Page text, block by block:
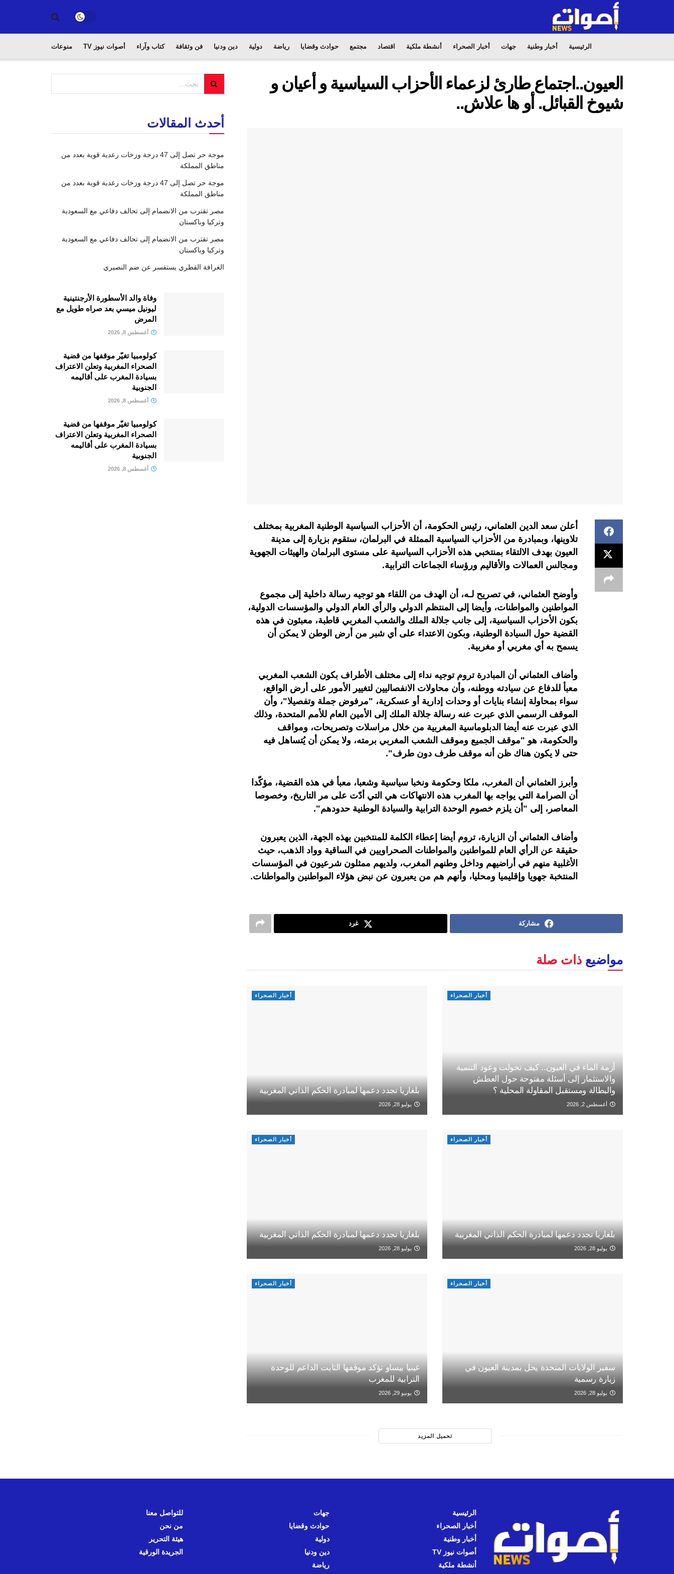
الرئيسية أخبار وطنية جهات أخبار الصحراء أنشطة ملكية اقتصاد مجتمع حوادث وقضايا رياضة دولية دين ودنيا فن وثقافة كتاب وآراء أصوات نيوز TV منوعات
العيون..اجتماع طارئ لزعماء الأحزاب السياسية و أعيان و
شيوخ القبائل. أو ها علاش..
أعلن سعد الدين العثماني، رئيس الحكومة، أن الأحزاب السياسية الوطنية المغربية بمختلف
تلاوينها، وبمبادرة من الأحزاب السياسية الممثلة في البرلمان، ستقوم بزيارة إلى مدينة
العيون بهدف الالتقاء بمنتخبي هذه الأحزاب السياسية على مستوى البرلمان والهيئات الجهوية
ومجالس العمالات والأقاليم ورؤساء الجماعات الترابية.
وأوضح العثماني، في تصريح لـه، أن الهدف من اللقاء هو توجيه رسالة داخلية إلى مجموع
المواطنين والمواطنات، وأيضا إلى المنتظم الدولي والرأي العام الدولي والمؤسسات الدولية،
بكون الأحزاب السياسية، إلى جانب جلالة الملك والشعب المغربي قاطبة، معبئون في هذه
القضية حول السيادة الوطنية، وبكون الاعتداء على أي شبر من أرض الوطن لا يمكن أن
يسمح به أي مغربي أو مغربية.
وأضاف العثماني أن المبادرة تروم توجيه نداء إلى مختلف الأطراف بكون الشعب المغربي
معبأ للدفاع عن سيادته ووطنه، وأن محاولات الانفصاليين لتغيير الأمور على أرض الواقع،
سواء بمحاولة إنشاء بنايات أو وحدات إدارية أو عسكرية، "مرفوض جملة وتفصيلا"، وأن
الموقف الرسمي الذي عبرت عنه رسالة جلالة الملك إلى الأمين العام للأمم المتحدة، وذلك
الذي عبرت عنه أيضا الدبلوماسية المغربية من خلال مراسلات وتصريحات، ومواقف
والحكومة، هو "موقف الجميع وموقف الشعب المغربي برمته، ولا يمكن أن يُتساهل فيه
حتى لا يكون هناك ظن أنه موقف طرف دون طرف".
وأبرز العثماني أن المغرب، ملكا وحكومة ونخبا سياسية وشعبا، معبأ في هذه القضية، مؤكّدا
أن الصرامة التي يواجه بها المغرب هذه الانتهاكات هي التي أدّت على مر التاريخ، وخصوصا
المعاصر، إلى "أن يلزم خصوم الوحدة الترابية والسيادة الوطنية حدودهم".
وأضاف العثماني أن الزيارة، تروم أيضا إعطاء الكلمة للمنتخبين بهذه الجهة، الذين يعبرون
حقيقة عن الرأي العام للمواطنين والمواطنات الصحراويين في الساقية وواد الذهب، حيث
الأغلبية منهم في أراضيهم وداخل وطنهم المغرب، ولديهم ممثلون شرعيون في المؤسسات
المنتخبة جهويا وإقليميا ومحليا، وأنهم هم من يعبرون عن نبض هؤلاء المواطنين والمواطنات.
مشاركة غرد
مواضيع ذات صلة
أخبار الصحراء
أزمة الماء في العيون.. كيف تحولت وعود التنمية
والاستثمار إلى أسئلة مفتوحة حول العطش
والبطالة ومستقبل المقاولة المحلية ؟
أغسطس 2, 2026
أخبار الصحراء
بلغاريا تجدد دعمها لمبادرة الحكم الذاتي المغربية
يوليو 28, 2026
أخبار الصحراء
بلغاريا تجدد دعمها لمبادرة الحكم الذاتي المغربية
يوليو 28, 2026
أخبار الصحراء
بلغاريا تجدد دعمها لمبادرة الحكم الذاتي المغربية
يوليو 28, 2026
أخبار الصحراء
سفير الولايات المتحدة يحل بمدينة العيون في
زيارة رسمية
يوليو 28, 2026
أخبار الصحراء
غينيا بيساو تؤكد موقفها الثابت الداعم للوحدة
الترابية للمغرب
يونيو 29, 2026
تحميل المزيد
أحدث المقالات
موجة حر تصل إلى 47 درجة وزخات رعدية قوية بعدد من
مناطق المملكة
موجة حر تصل إلى 47 درجة وزخات رعدية قوية بعدد من
مناطق المملكة
مصر تقترب من الانضمام إلى تحالف دفاعي مع السعودية
وتركيا وباكستان
مصر تقترب من الانضمام إلى تحالف دفاعي مع السعودية
وتركيا وباكستان
الغرافة القطري يستفسر عن ضم النصيري
وفاة والد الأسطورة الأرجنتينية
ليونيل ميسي بعد صراه طويل مع
المرض
أغسطس 8, 2026
كولومبيا تغيّر موقفها من قضية
الصحراء المغربية وتعلن الاعتراف
بسيادة المغرب على أقاليمه
الجنوبية
أغسطس 8, 2026
كولومبيا تغيّر موقفها من قضية
الصحراء المغربية وتعلن الاعتراف
بسيادة المغرب على أقاليمه
الجنوبية
أغسطس 8, 2026
الرئيسية
أخبار الصحراء
أخبار وطنية
أصوات نيوز TV
أنشطة ملكية
جهات
حوادث وقضايا
دولية
دين ودنيا
رياضة
للتواصل معنا
من نحن
هيئة التحرير
الجريدة الورقية